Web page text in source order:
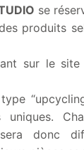
se
produits
sur le
donc